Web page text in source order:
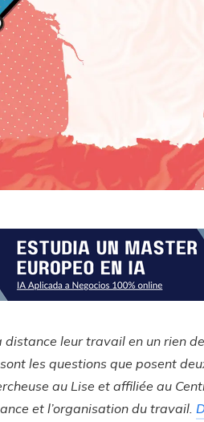
distance leur travail en un rien
les questions que posent
au Lise et affiliée au
et l’organisation du travail.